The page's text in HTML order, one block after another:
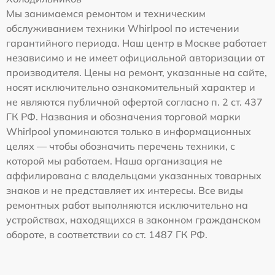
Мы занимаемся ремонтом и техническим
обслуживанием техники Whirlpool по истечении
гарантийного периода. Наш центр в Москве работает
независимо и не имеет официальной авторизации от
производителя. Цены на ремонт, указанные на сайте,
носят исключительно ознакомительный характер и
не являются публичной офертой согласно п. 2 ст. 437
ГК РФ. Названия и обозначения торговой марки
Whirlpool упоминаются только в информационных
целях — чтобы обозначить перечень техники, с
которой мы работаем. Наша организация не
аффилирована с владельцами указанных товарных
знаков и не представляет их интересы. Все виды
ремонтных работ выполняются исключительно на
устройствах, находящихся в законном гражданском
обороте, в соответствии со ст. 1487 ГК РФ.